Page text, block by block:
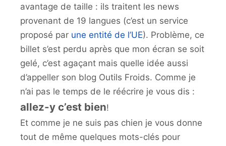
avantage de taille : ils traitent les news
provenant de 19 langues (c’est un service
proposé par une entité de l’UE). Problème, ce
billet s’est perdu après que mon écran se soit
gelé, c’est agaçant mais quelle idée aussi
d’appeller son blog Outils Froids. Comme je
n’ai pas le temps de le réécrire je vous dis :
allez-y c’est bien!
Et comme je ne suis pas chien je vous donne
tout de même quelques mots-clés pour